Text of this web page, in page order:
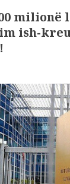
milionë
ish-